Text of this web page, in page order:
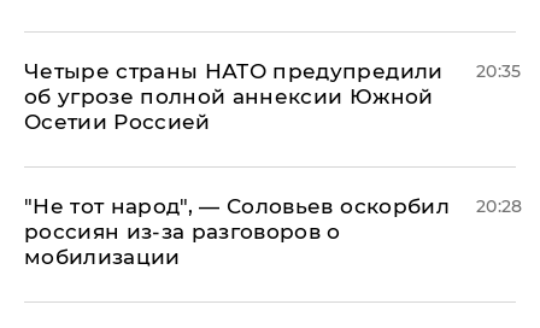
Четыре страны НАТО предупредили
об угрозе полной аннексии Южной
Осетии Россией
20:35
​"Не тот народ", — Соловьев оскорбил
россиян из-за разговоров о
мобилизации
20:28